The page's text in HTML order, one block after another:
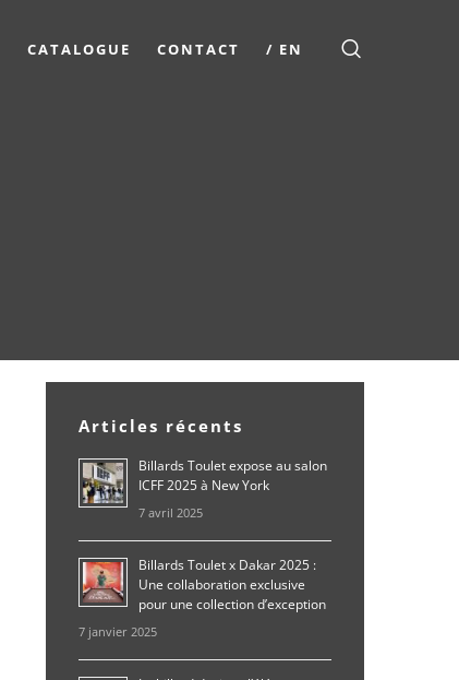
CATALOGUE CONTACT / EN
Articles récents
Billards Toulet expose au salon
ICFF 2025 à New York
7 avril 2025
Billards Toulet x Dakar 2025 :
Une collaboration exclusive
pour une collection d’exception
7 janvier 2025